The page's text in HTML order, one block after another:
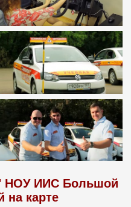
НОУ ИИС Большой
на карте